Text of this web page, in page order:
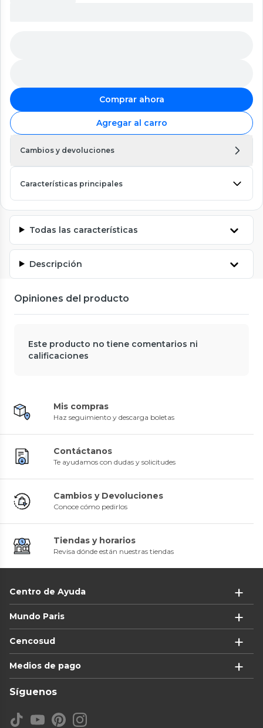
Comprar ahora
Agregar al carro
Cambios y devoluciones
Características principales
Todas las características
Descripción
Opiniones del producto
Este producto no tiene comentarios ni
calificaciones
Mis compras
Haz seguimiento y descarga boletas
Contáctanos
Te ayudamos con dudas y solicitudes
Cambios y Devoluciones
Conoce cómo pedirlos
Tiendas y horarios
Revisa dónde están nuestras tiendas
Centro de Ayuda
Mundo Paris
Cencosud
Medios de pago
Síguenos